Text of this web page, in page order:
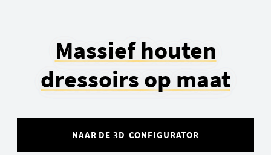
Massief houten
dressoirs op maat
NAAR DE 3D-CONFIGURATOR